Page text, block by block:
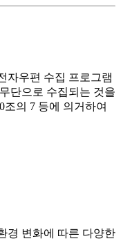
자우편 수집 프로그램
단으로 수집되는 것을
조의 7 등에 의거하여
경 변화에 따른 다양한